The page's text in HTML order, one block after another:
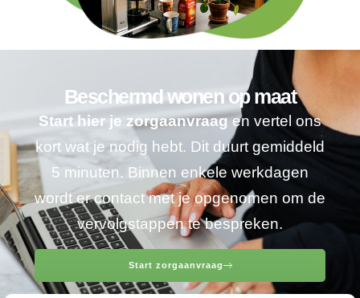
Beschermd wonen op maat
Start hier je zorgaanvraagen vertel ons
kort wat je nodig hebt. Dit duurt gemiddeld
5 minuten. Binnen enkele werkdagen
wordt er contact met je opgenomen om de
vervolgstappen te bespreken.
Start zorgaanvraag